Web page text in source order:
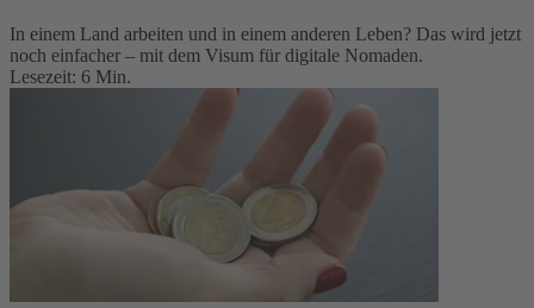
In einem Land arbeiten und in einem anderen Leben? Das wird jetzt
noch einfacher – mit dem Visum für digitale Nomaden.
Lesezeit: 6 Min.